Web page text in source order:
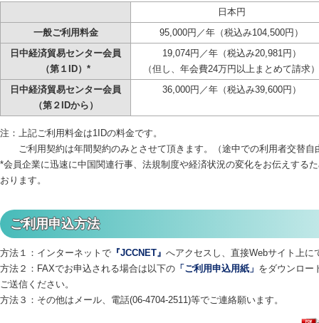
日本円
一般ご利用料金
95,000円／年（税込み104,500円）
日中経済貿易センター会員
（第１ID）*
19,074円／年（税込み20,981円）
（但し、年会費24万円以上まとめて請求）
日中経済貿易センター会員
（第２IDから）
36,000円／年（税込み39,600円）
注：上記ご利用料金は1IDの料金です。
ご利用契約は年間契約のみとさせて頂きます。（途中での利用者交替自
*会員企業に迅速に中国関連行事、法規制度や経済状況の変化をお伝えする
おります。
ご利用申込方法
方法１：インターネットで 『JCCNET』 へアクセスし、直接Webサイト上に
方法２：FAXでお申込される場合は以下の 「ご利用申込用紙」 をダウンロー
ご送信ください。
方法３：その他はメール、電話(06-4704-2511)等でご連絡願います。